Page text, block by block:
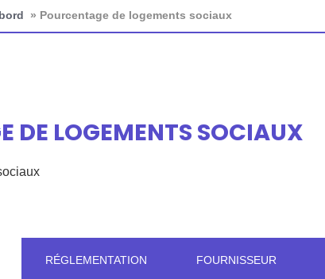
» Pourcentage de logements sociaux
DE LOGEMENTS SOCIAUX
RÉGLEMENTATION FOURNISSEUR